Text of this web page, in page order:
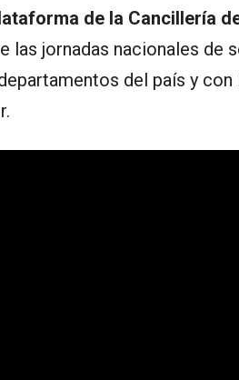
de la Cancillería
las jornadas nacionales de
del país y